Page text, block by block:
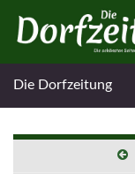
Die Dorfzeitung